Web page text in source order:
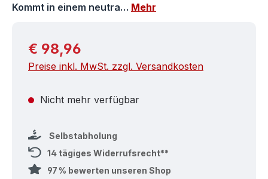
Kommt in einem neutra… Mehr
Regulärer Preis:
€ 98,96
Preise inkl. MwSt. zzgl. Versandkosten
Nicht mehr verfügbar
Selbstabholung
14 tägiges Widerrufsrecht**
97 % bewerten unseren Shop